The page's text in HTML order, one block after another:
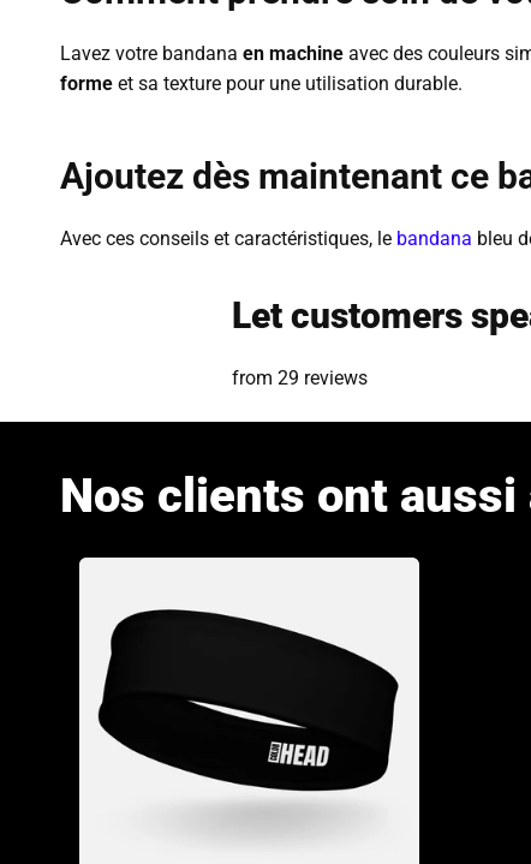
Lavez votre bandana en machine avec des couleurs
forme et sa texture pour une utilisation durable.
Ajoutez dès maintenant ce
Avec ces conseils et caractéristiques, le bandana bleu
Let customers
from 29 reviews
Nos clients ont aussi